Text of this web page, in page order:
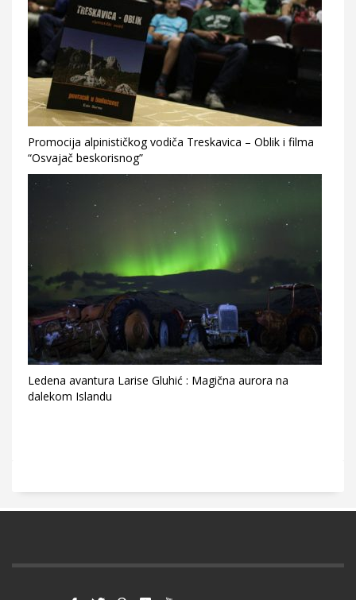
Promocija alpinističkog vodiča Treskavica – Oblik i filma
“Osvajač beskorisnog”
Ledena avantura Larise Gluhić : Magična aurora na
dalekom Islandu